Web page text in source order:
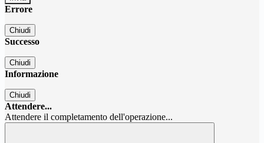
Errore
Chiudi
Successo
Chiudi
Informazione
Chiudi
Attendere...
Attendere il completamento dell'operazione...